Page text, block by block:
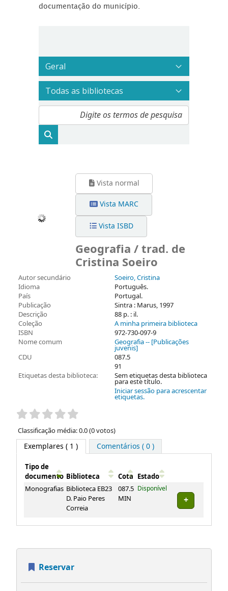
documentação do município.
Vista normal
Vista MARC
Vista ISBD
Geografia / trad. de
Cristina Soeiro
Autor secundário
Soeiro, Cristina
Idioma
Português.
País
Portugal.
Publicação
Sintra : Marus, 1997
Descrição
88 p. : il.
Coleção
A minha primeira biblioteca
ISBN
972-730-097-9
Nome comum
Geografia -- [Publicações
juvenis]
CDU
087.5
91
Etiquetas desta biblioteca:
Sem etiquetas desta biblioteca
para este título.
Iniciar sessão para acrescentar
etiquetas.
Pontuação
Classificação média: 0.0 (0 votos)
Exemplares ( 1 ) Comentários ( 0 )
Exemplares
Tipo de
documento Biblioteca Cota Estado
Monografias Biblioteca EB23
D. Paio Peres
Correia
087.5
MIN
Disponível
Reservar